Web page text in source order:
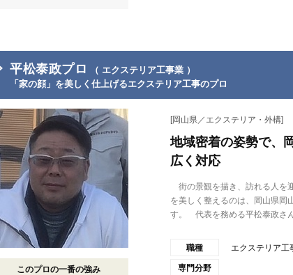
平松泰政プロ
（ エクステリア工事業 ）
「家の顔」を美しく仕上げるエクステリア工事のプロ
このプロの一番の強み
[岡山県／エクステリア・外構]
地域密着の姿勢で、
広く対応
街の景観を描き、訪れる人を
を美しく整えるのは、岡山県岡
す。 代表を務める平松泰政さ
職種 エクステリア工
専門分野